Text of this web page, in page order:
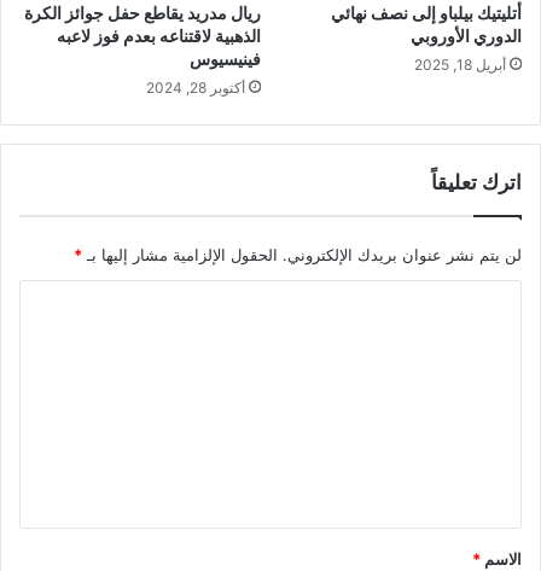
أتليتيك بيلباو إلى نصف نهائي
الدوري الأوروبي
أبريل 18, 2025
ريال مدريد يقاطع حفل جوائز الكرة
الذهبية لاقتناعه بعدم فوز لاعبه
فينيسيوس
أكتوبر 28, 2024
اترك تعليقاً
لن يتم نشر عنوان بريدك الإلكتروني. الحقول الإلزامية مشار إليها بـ*
*
الاسم *